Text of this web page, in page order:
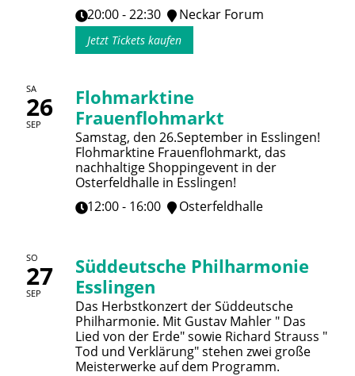
20:00 - 22:30
Neckar Forum
Jetzt Tickets kaufen
SA
26
SEP
Flohmarktine
Frauenflohmarkt
Samstag, den 26.September in Esslingen!
Flohmarktine Frauenflohmarkt, das
nachhaltige Shoppingevent in der
Osterfeldhalle in Esslingen!
12:00 - 16:00
Osterfeldhalle
SO
27
SEP
Süddeutsche Philharmonie
Esslingen
Das Herbstkonzert der Süddeutsche
Philharmonie. Mit Gustav Mahler " Das
Lied von der Erde" sowie Richard Strauss "
Tod und Verklärung" stehen zwei große
Meisterwerke auf dem Programm.